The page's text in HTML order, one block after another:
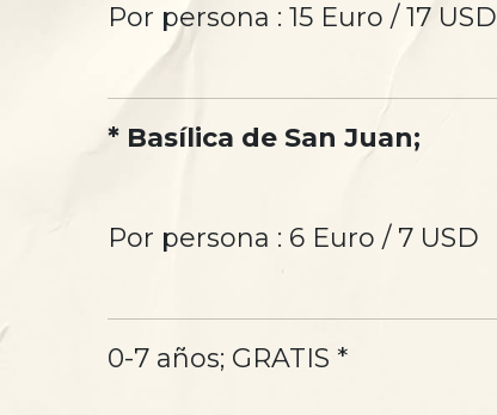
Por persona : 15 Euro / 17 USD
* Basílica de San Juan;
Por persona : 6 Euro / 7 USD
0-7 años; GRATIS *